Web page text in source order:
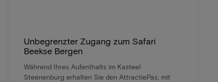
Unbegrenzter Zugang zum Safari
Beekse Bergen
Während Ihres Aufenthalts im Kasteel
Steenenburg erhalten Sie den AttractiePas, mit